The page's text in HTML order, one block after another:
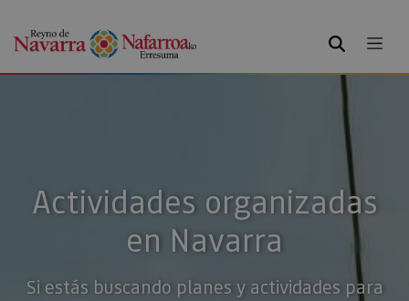
BUSCAR
Actividades organizadas
en Navarra
Si estás buscando planes y actividades para